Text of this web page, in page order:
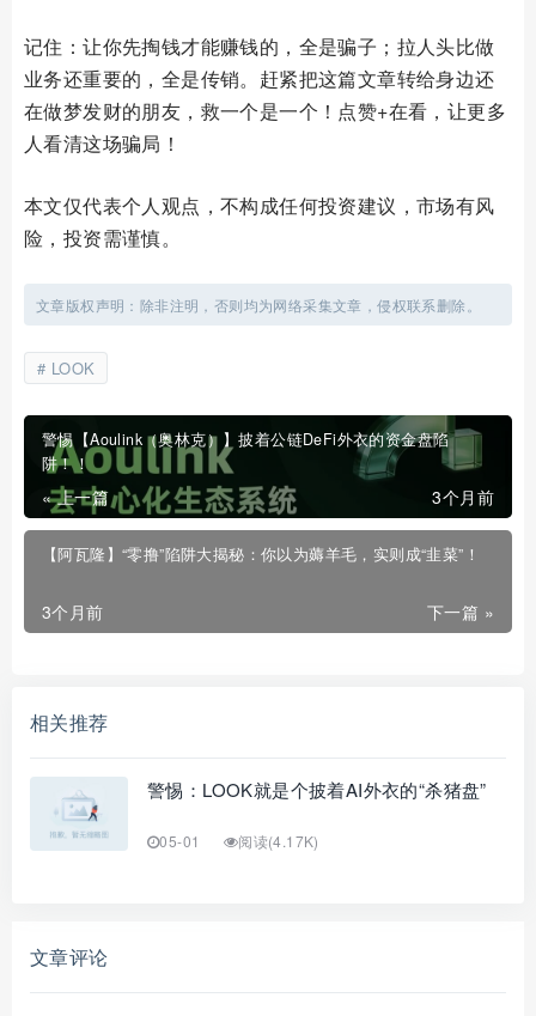
记住：让你先掏钱才能赚钱的，全是骗子；拉人头比做
业务还重要的，全是传销。赶紧把这篇文章转给身边还
在做梦发财的朋友，救一个是一个！点赞+在看，让更多
人看清这场骗局！
本文仅代表个人观点，不构成任何投资建议，市场有风
险，投资需谨慎。
文章版权声明：除非注明，否则均为网络采集文章，侵权联系删除。
LOOK
警惕【Aoulink（奥林克）】披着公链DeFi外衣的资金盘陷
阱！！
« 上一篇 3个月前
【阿瓦隆】“零撸”陷阱大揭秘：你以为薅羊毛，实则成“韭菜”！
下一篇 »
3个月前
相关推荐
警惕：LOOK就是个披着AI外衣的“杀猪盘”
05-01 阅读(4.17K)
文章评论